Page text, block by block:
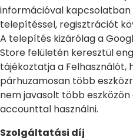
információval kapcsolatban
telepítéssel, regisztrációt
A telepítés kizárólag a
Store felületén keresztül
tájékoztatja a Felhasználót,
párhuzamosan több
nem javasolt több
accounttal használni.
Szolgáltatási díj